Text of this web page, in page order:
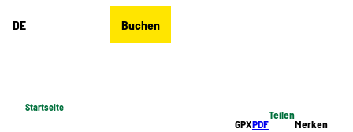
DE Buchen
Startseite
GPXPDF
Teilen
Merken